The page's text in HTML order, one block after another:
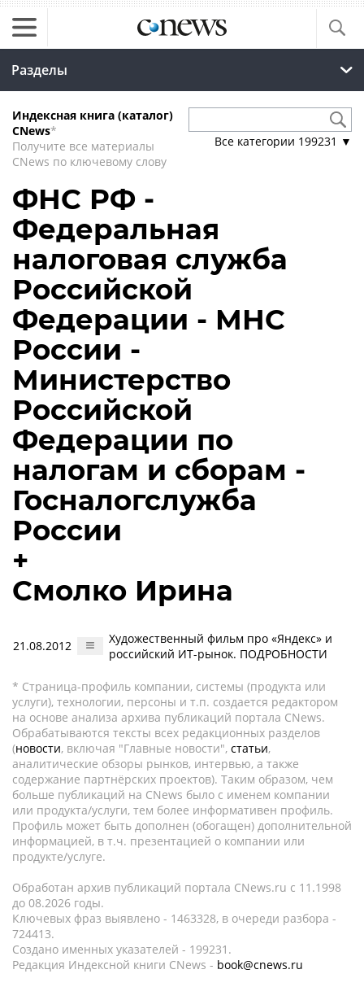
Разделы
Индексная книга (каталог)
CNews*
Получите все материалы
CNews по ключевому слову
Все категории 199231 ▼
ФНС РФ -
Федеральная
налоговая служба
Российской
Федерации - МНС
России -
Министерство
Российской
Федерации по
налогам и сборам -
Госналогслужба
России
+
Смолко Ирина
21.08.2012
Художественный фильм про «Яндекс» и
российский ИТ-рынок. ПОДРОБНОСТИ
* Страница-профиль компании, системы (продукта или
услуги), технологии, персоны и т.п. создается редактором
на основе анализа архива публикаций портала CNews.
Обрабатываются тексты всех редакционных разделов
(новости, включая "Главные новости", статьи,
аналитические обзоры рынков, интервью, а также
содержание партнёрских проектов). Таким образом, чем
больше публикаций на CNews было с именем компании
или продукта/услуги, тем более информативен профиль.
Профиль может быть дополнен (обогащен) дополнительной
информацией, в т.ч. презентацией о компании или
продукте/услуге.
Обработан архив публикаций портала CNews.ru c 11.1998
до 08.2026 годы.
Ключевых фраз выявлено - 1463328, в очереди разбора -
724413.
Создано именных указателей - 199231.
Редакция Индексной книги CNews - book@cnews.ru